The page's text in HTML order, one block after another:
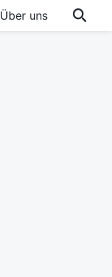
Über uns